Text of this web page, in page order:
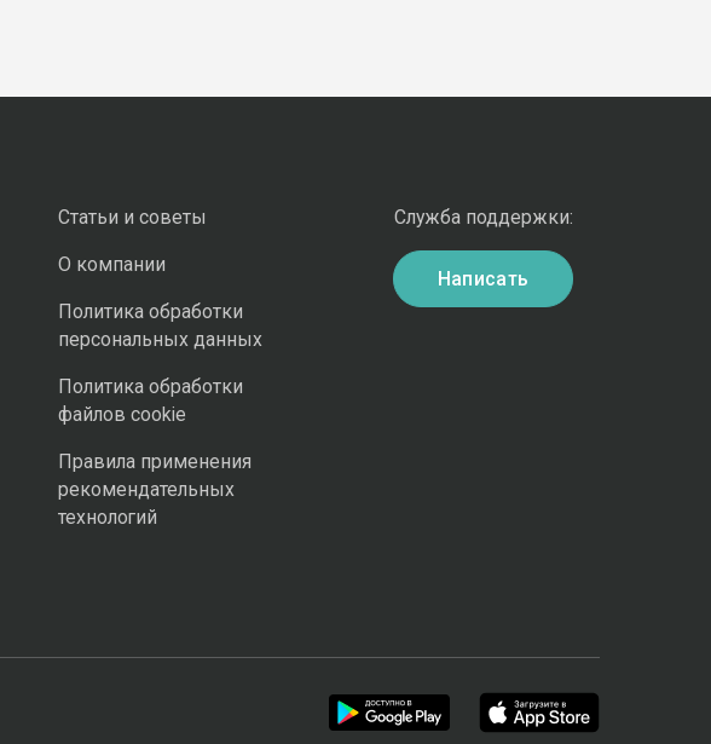
Статьи и советы
О компании
Политика обработки
персональных данных
Политика обработки
файлов cookie
Правила применения
рекомендательных
технологий
Служба поддержки:
Написать